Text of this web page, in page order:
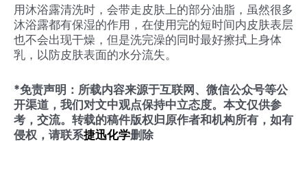
用沐浴露清洗时，会带走皮肤上的部分油脂，虽然很多
沐浴露都有保湿的作用，在使用完的短时间内皮肤表层
也不会出现干燥，但是洗完澡的同时最好擦拭上身体
乳，以防皮肤表面的水分流失。
*免责声明：所载内容来源于互联网、微信公众号等公
开渠道，我们对文中观点保持中立态度。本文仅供参
考，交流。转载的稿件版权归原作者和机构所有，如有
侵权， 请联系捷迅化学删除